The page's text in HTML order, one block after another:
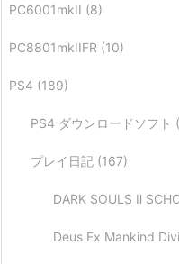
PC6001mkII (8)
PC8801mkIIFR (10)
PS4 (189)
PS4 ダウンロードソフト
プレイ日記 (167)
DARK SOULS Ⅱ
Deus Ex Mankind